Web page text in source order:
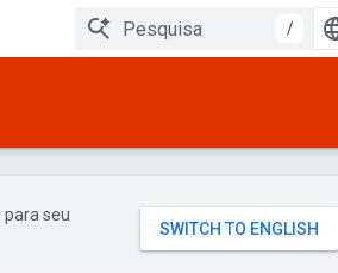
/
para seu